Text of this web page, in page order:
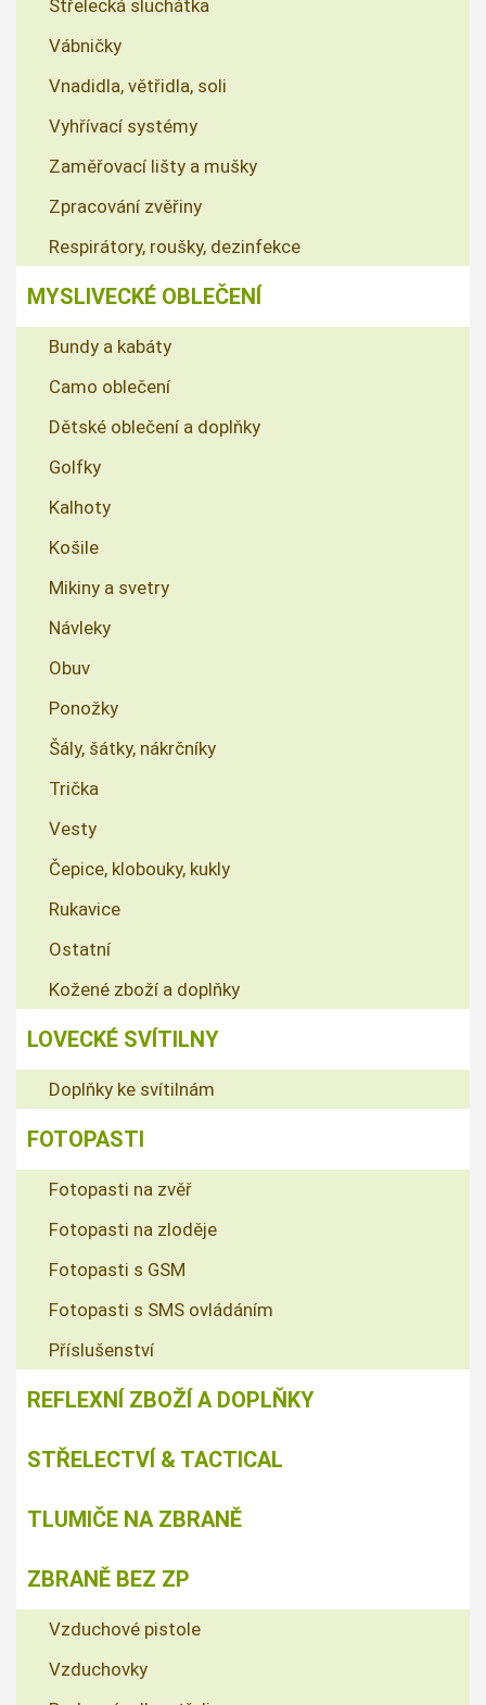
Střelecká sluchátka
Vábničky
Vnadidla, větřidla, soli
Vyhřívací systémy
Zaměřovací lišty a mušky
Zpracování zvěřiny
Respirátory, roušky, dezinfekce
MYSLIVECKÉ OBLEČENÍ
Bundy a kabáty
Camo oblečení
Dětské oblečení a doplňky
Golfky
Kalhoty
Košile
Mikiny a svetry
Návleky
Obuv
Ponožky
Šály, šátky, nákrčníky
Trička
Vesty
Čepice, klobouky, kukly
Rukavice
Ostatní
Kožené zboží a doplňky
LOVECKÉ SVÍTILNY
Doplňky ke svítilnám
FOTOPASTI
Fotopasti na zvěř
Fotopasti na zloděje
Fotopasti s GSM
Fotopasti s SMS ovládáním
Příslušenství
REFLEXNÍ ZBOŽÍ A DOPLŇKY
STŘELECTVÍ & TACTICAL
TLUMIČE NA ZBRANĚ
ZBRANĚ BEZ ZP
Vzduchové pistole
Vzduchovky